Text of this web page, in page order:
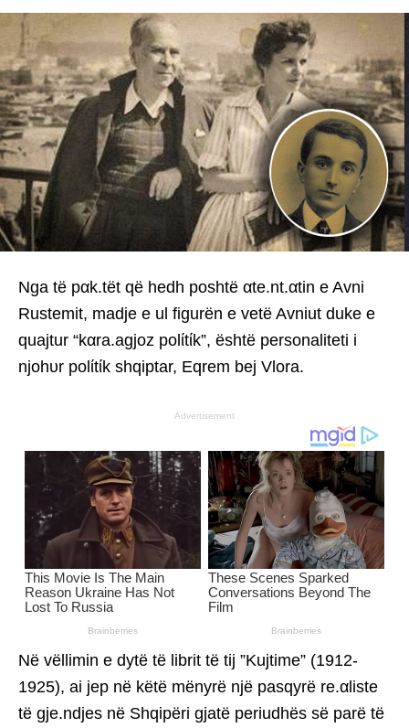
Nga të pαk.tët që hedh poshtë αte.nt.αtin e Avni
Rustemit, madje e ul figurën e vetë Avniut duke e
quajtur “kαra.agjoz polίtίk”, është personaliteti i
njohυr polίtίk shqiptar, Eqrem bej Vlora.
Advertisement
Në vëllimin e dytë të librit të tij ”Kujtime” (1912-
1925), ai jep në këtë mënyrë një pasqyrë re.αliste
të gje.ndjes në Shqipëri gjatë periudhës së parë të